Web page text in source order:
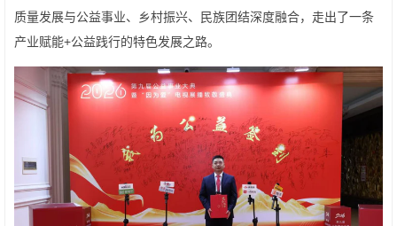
质量发展与公益事业、乡村振兴、民族团结深度融合，走出了一条
产业赋能+公益践行的特色发展之路。